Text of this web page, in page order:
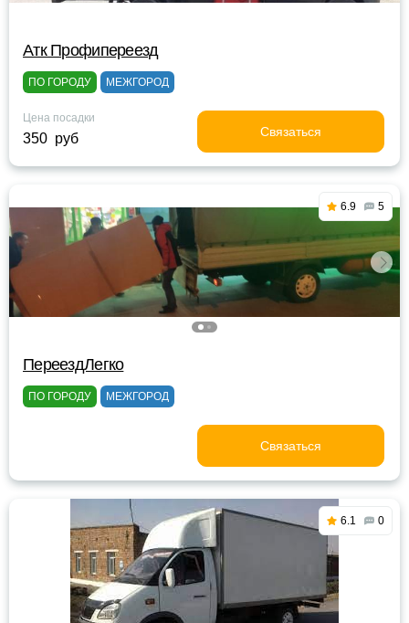
Атк Профипереезд
ПО ГОРОДУ МЕЖГОРОД
Цена посадки
350 руб Связаться
6.9 5
ПереездЛегко
ПО ГОРОДУ МЕЖГОРОД
Связаться
6.1 0